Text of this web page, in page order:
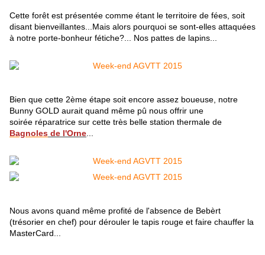
Cette forêt est présentée comme étant le territoire de fées, soit
disant bienveillantes...Mais alors pourquoi se sont-elles attaquées
à notre porte-bonheur fétiche?... Nos pattes de lapins...
Bien que cette 2ème étape soit encore assez boueuse, notre
Bunny GOLD aurait quand même pû nous offrir une
soirée réparatrice sur cette très belle station thermale de
Bagnoles de l'Orne
Nous avons quand même profité de l'absence de Bebèrt
(trésorier en chef) pour dérouler le tapis rouge et faire chauffer la
MasterCard...